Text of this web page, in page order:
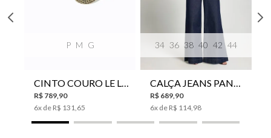
P M G
R$ 789 90
6x de R$ 131 65
34 36 38 40 42 44
R$ 689 90
6x de R$ 114, 98